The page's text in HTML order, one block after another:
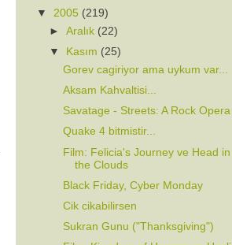
▼ 2005 (219)
►Aralık (22)
▼
Kasım (25)
Gorev cagiriyor ama uykum var...
Aksam Kahvaltisi...
Savatage - Streets: A Rock Opera
Quake 4 bitmistir...
Film: Felicia's Journey ve Head in
the Clouds
Black Friday, Cyber Monday
Cik cikabilirsen
Sukran Gunu ("Thanksgiving")